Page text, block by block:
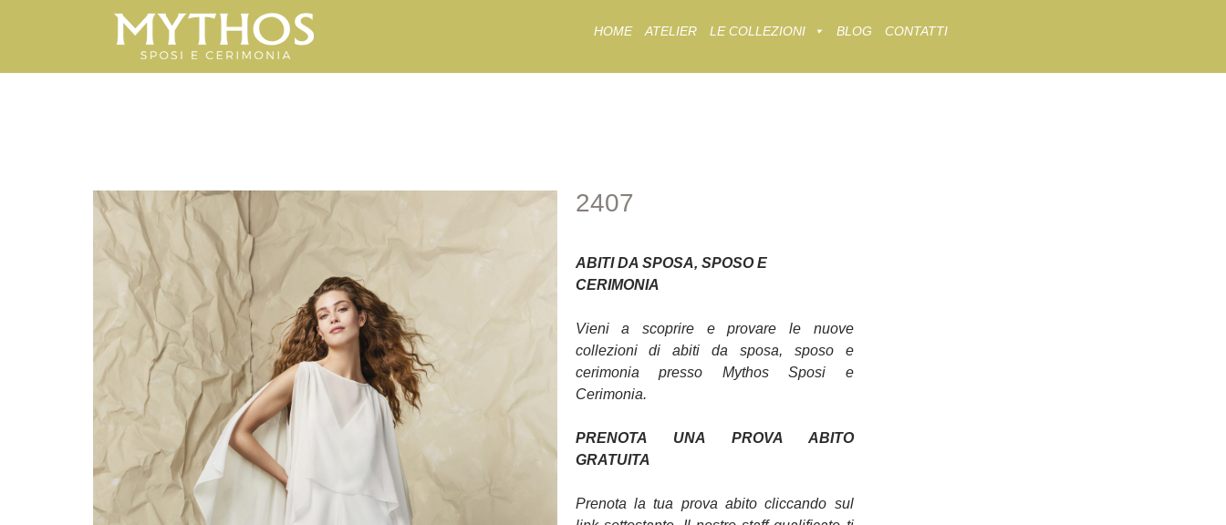
to
HOME ATELIER LE COLLEZIONI BLOG CONTATTI
2407
ABITI DA SPOSA, SPOSO E
CERIMONIA
Vieni a scoprire e provare le nuove
collezioni di abiti da sposa, sposo e
cerimonia presso Mythos Sposi e
Cerimonia.
PRENOTA UNA PROVA ABITO
GRATUITA
Prenota la tua prova abito cliccando sul